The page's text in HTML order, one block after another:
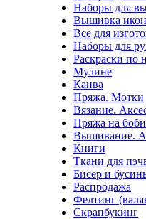
Наборы для
Вышивка икон
Все для
Наборы для
Раскраски по
Мулине
Канва
Пряжа. Мотки
Вязание.
Пряжа на
Вышивание.
Книги
Ткани для
Бисер и
Распродажа
Фелтинг
Скрапбукинг